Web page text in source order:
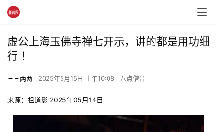
虚公上海玉佛寺禅七开示，讲的都是用功细
行 ！
三三两两 2025年5月15日 上午10:08 八点僧音
来源：祖道影 2025年05月14日